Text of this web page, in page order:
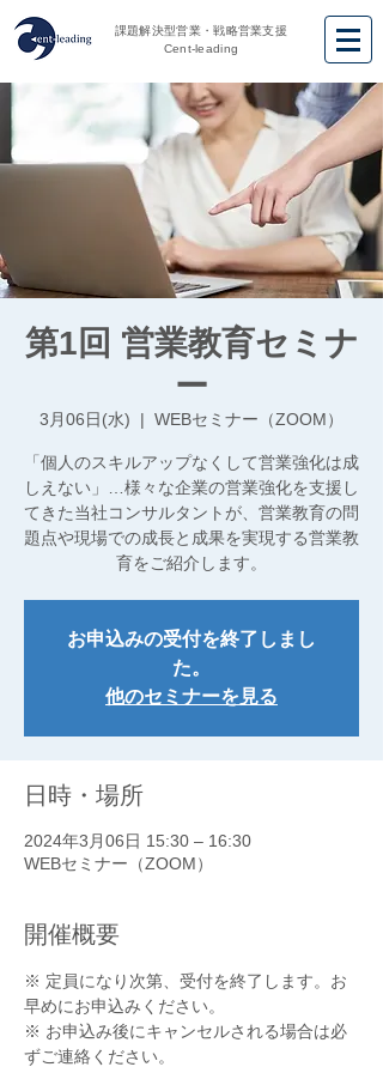
課題解決型営業・戦略営業支援
Cent-leading
第1回 営業教育セミナ
ー
3月06日(水)
  |
WEBセミナー（ZOOM）
「個人のスキルアップなくして営業強化は成
しえない」…様々な企業の営業強化を支援し
てきた当社コンサルタントが、営業教育の問
題点や現場での成長と成果を実現する営業教
育をご紹介します。
お申込みの受付を終了しまし
た。
他のセミナーを見る
日時・場所
2024年3月06日 15:30 – 16:30
WEBセミナー（ZOOM）
開催概要
※ 定員になり次第、受付を終了します。お
早めにお申込みください。
※ お申込み後にキャンセルされる場合は必
ずご連絡ください。